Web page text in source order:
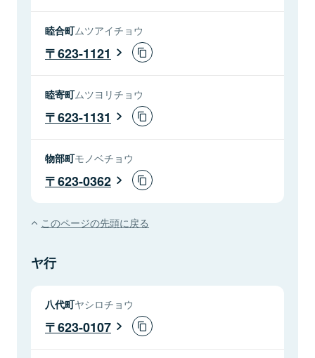
睦合町ムツアイチョウ
623-1121
睦寄町ムツヨリチョウ
623-1131
物部町モノベチョウ
623-0362
このページの先頭に戻る
ヤ行
八代町ヤシロチョウ
623-0107